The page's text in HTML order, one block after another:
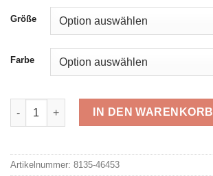
39,95 €29,00 €.
Größe
Farbe
Hajo Schlafanzug 46453 Menge
IN DEN WARENKORB
Artikelnummer: 8135-46453